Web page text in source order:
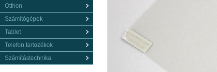
Otthon
Számítógépek
Tablet
Telefon tartozékok
Számítástechnika